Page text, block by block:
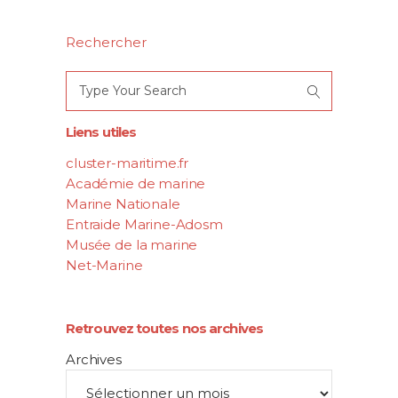
Rechercher
Search
for:
Liens utiles
cluster-maritime.fr
Académie de marine
Marine Nationale
Entraide Marine-Adosm
Musée de la marine
Net-Marine
Retrouvez toutes nos archives
Archives